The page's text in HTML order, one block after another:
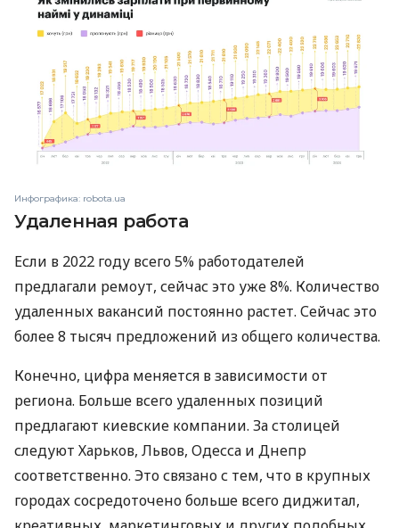
Инфографика: robota.ua
Удаленная работа
Если в 2022 году всего 5% работодателей
предлагали ремоут, сейчас это уже 8%. Количество
удаленных вакансий постоянно растет. Сейчас это
более 8 тысяч предложений из общего количества.
Конечно, цифра меняется в зависимости от
региона. Больше всего удаленных позиций
предлагают киевские компании. За столицей
следуют Харьков, Львов, Одесса и Днепр
соответственно. Это связано с тем, что в крупных
городах сосредоточено больше всего диджитал,